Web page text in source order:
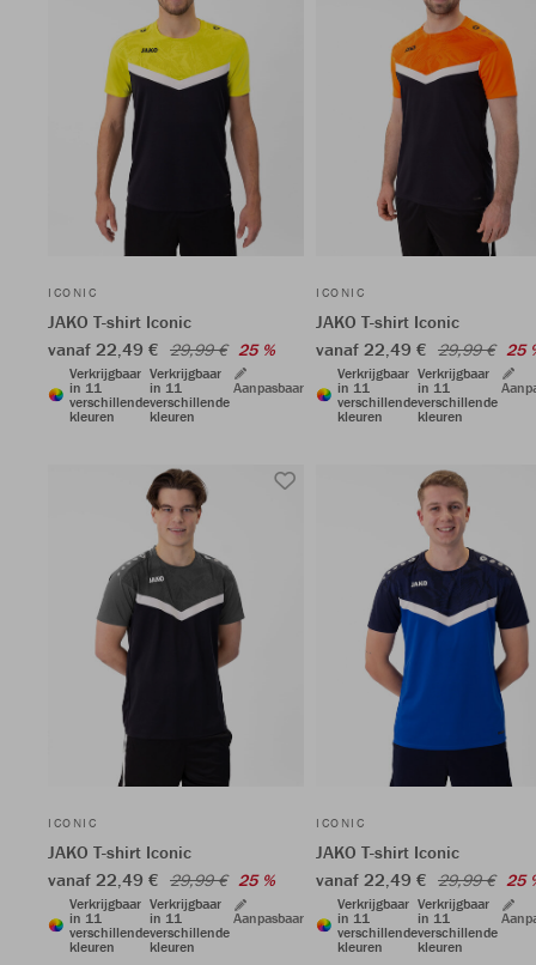
ICONIC
JAKO T-shirt Iconic
vanaf 22,49 € 29,99 € 25 %
Verkrijgbaar
in 11
verschillende
kleuren
Verkrijgbaar
in 11
verschillende
kleuren
Aanpasbaar
ICONIC
JAKO T-shirt Iconic
vanaf 22,49 € 29,99 € 25
Verkrijgbaar
in 11
verschillende
kleuren
Verkrijgbaar
in 11
verschillende
kleuren
ICONIC
JAKO T-shirt Iconic
vanaf 22,49 € 29,99 € 25 %
Verkrijgbaar
in 11
verschillende
kleuren
Verkrijgbaar
in 11
verschillende
kleuren
Aanpasbaar
ICONIC
JAKO T-shirt Iconic
vanaf 22,49 € 29,99 € 25
Verkrijgbaar
in 11
verschillende
kleuren
Verkrijgbaar
in 11
verschillende
kleuren